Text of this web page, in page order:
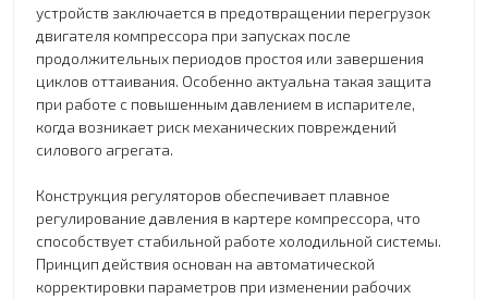
устройств заключается в предотвращении перегрузок
двигателя компрессора при запусках после
продолжительных периодов простоя или завершения
циклов оттаивания. Особенно актуальна такая защита
при работе с повышенным давлением в испарителе,
когда возникает риск механических повреждений
силового агрегата.
Конструкция регуляторов обеспечивает плавное
регулирование давления в картере компрессора, что
способствует стабильной работе холодильной системы.
Принцип действия основан на автоматической
корректировки параметров при изменении рабочих